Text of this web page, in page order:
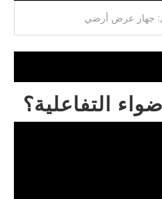
التفاعلية؟